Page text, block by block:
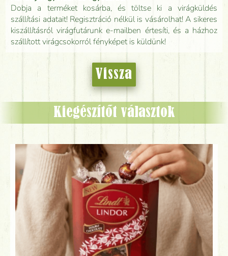
Dobja a terméket kosárba, és töltse ki a virágküldés
szállítási adatait! Regisztráció nélkül is vásárolhat! A sikeres
kiszállításról virágfutárunk e-mailben értesíti, és a házhoz
szállított virágcsokorról fényképet is küldünk!
Vissza
Kiegészítőt választok